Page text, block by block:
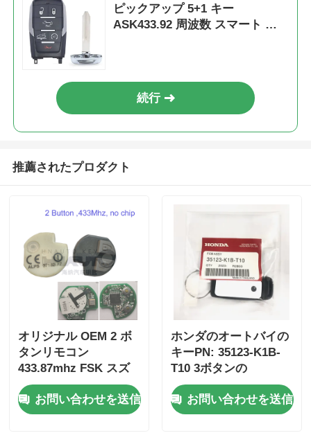
ピックアップ 5+1 キー
ASK433.92 周波数 スマート リ
続行
推薦されたプロダクト
オリジナル OEM 2 ボ
タンリモコン
433.87mhz FSK スズ
キジムニー 2005-2017
チップなし 37182-A7
のみ制御卸売 MOQ 50
お問い合わせを送信
ホンダのオートバイの
キーPN: 35123-K1B-
T10 3ボタンの
FSK433.92MHz ID47チ
ップリモコンカーキー
お問い合わせを送信